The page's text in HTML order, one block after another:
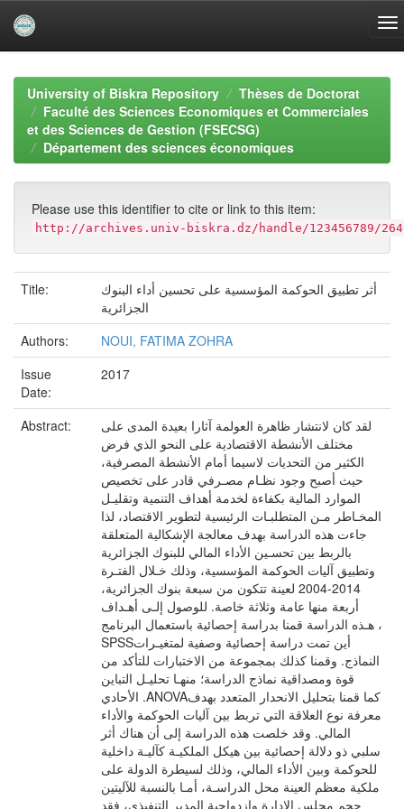
navigationUniversity of Biskra Repository
Thèses de Doctorat
Faculté des Sciences Economiques et Commerciales
et des Sciences de Gestion (FSECSG)
Département des sciences économiques
Please use this identifier to cite or link to this item:
http://archives.univ-biskra.dz/handle/123456789/
Title:
أثر تطبيق الحوكمة المؤسسية على تحسين أداء البنوك
الجزائرية
Authors:
NOUI, FATIMA ZOHRA
Issue
Date:
2017
Abstract:
لقد كان لانتشار ظاهرة العولمة آثارا بعيدة المدى على
مختلف الأنشطة الاقتصادية على النحو الذي فرض
الكثير من التحديات لاسيما أمام الأنشطة المصرفية،
حيث أصبح وجود نظـام مصـرفي قادر على تخصيص
الموارد المالية بكفاءة لخدمة أهداف التنمية وتقليـل
المخـاطر مـن المتطلبـات الرئيسية لتطوير الاقتصاد، لذا
جاءت هذه الدراسة بهدف معالجة الإشكالية المتعلقة
بالربط بين تحسـين الأداء المالي للبنوك الجزائرية
وتطبيق آليات الحوكمة المؤسسية، وذلك خـلال الفتـرة
2014-2004 لعينة تتكون من سبعة بنوك الجزائرية،
أربعة منها عامة وثلاثة خاصة. للوصول إلـى أهـداف
هـذه الدراسة قمنا بدراسة إحصائية باستعمال البرنامج ،
SPSSأين تمت دراسة إحصائية وصفية لمتغيـرات
النماذج. وقمنا كذلك بمجموعة من الاختبارات للتأكد من
قوة ومصداقية نماذج الدراسة؛ منهـا تحليـل التباين
الأحادي .ANOVAكما قمنا بتحليل الانحدار المتعدد بهدف
معرفة نوع العلاقة التي تربط بين آليات الحوكمة والأداء
المالي. وقد خلصت هذه الدراسة إلى أن هناك أثر
سلبي ذو دلالة إحصائية بين هيكل الملكيـة كآليـة داخلية
للحوكمة وبين الأداء المالي، وذلك لسيطرة الدولة على
ملكية معظم العينة محل الدراسـة، أمـا بالنسبة للآليتين
حجم مجلس الإدارة وازدواجية المدير التنفيذي، فقد